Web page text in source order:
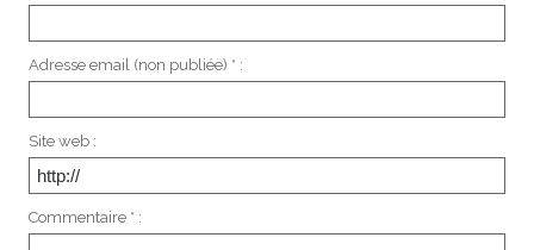
Adresse email (non publiée) * :
Site web :
Commentaire * :